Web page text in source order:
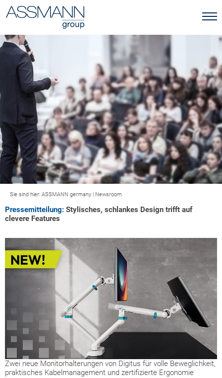
Sie sind hier: ASSMANN germany | Newsroom
Pressemitteilung: Stylisches, schlankes Design trifft auf
clevere Features
Zwei neue Monitorhalterungen von Digitus für volle Beweglichkeit,
praktisches Kabelmanagement und zertifizierte Ergonomie